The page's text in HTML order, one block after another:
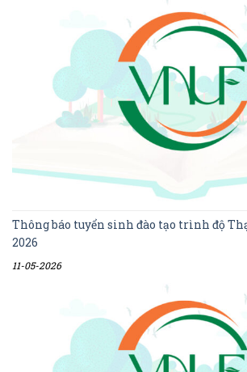
Thông báo tuyển sinh đào tạo trình độ
2026
11-05-2026